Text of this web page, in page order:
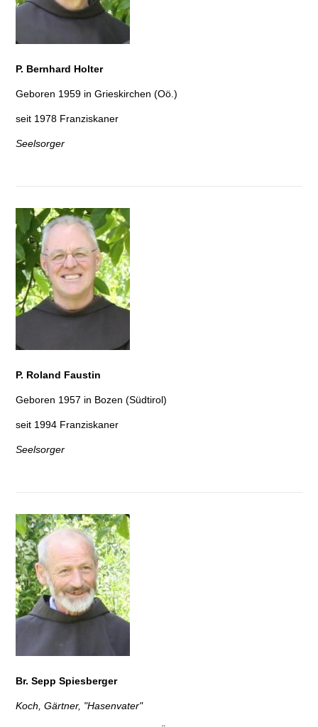
P. Bernhard Holter
Geboren 1959 in Grieskirchen (Oö.)
seit 1978 Franziskaner
Seelsorger
P. Roland Faustin
Geboren 1957 in Bozen (Südtirol)
seit 1994 Franziskaner
Seelsorger
Br. Sepp Spiesberger
Koch, Gärtner, "Hasenvater"